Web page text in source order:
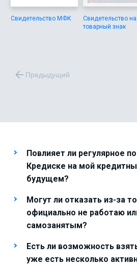
Свидетельство МФК
Свидетельство на
товарный знак
Предыдущий
Повлияет ли регулярное
Кредиске на мой
будущем?
Могут ли отказать из-за
официально не работаю
самозанятым?
Есть ли возможность
уже есть несколько